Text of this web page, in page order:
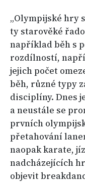
„Olympijské hry
ty starověké
například běh s
rozdílností,
jejich počet
běh, různé typy
disciplíny. Dnes
a neustále se
prvních
přetahování
naopak karate,
nadcházejících
objevit